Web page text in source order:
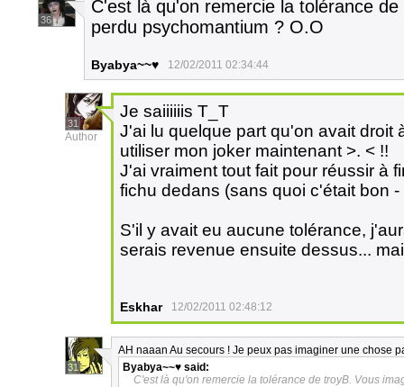
36
C'est là qu'on remercie la tolérance
perdu psychomantium ? O.O
Byabya~~♥ 12/02/2011 02:34:44
31
Author
Je saiiiiiis T_T
J'ai lu quelque part qu'on avait droit
utiliser mon joker maintenant >. < !!
J'ai vraiment tout fait pour réussir à
fichu dedans (sans quoi c'était bon
S'il y avait eu aucune tolérance,
serais revenue ensuite dessus...
Eskhar 12/02/2011 02:48:12
31
AH naaan Au secours ! Je peux pas imaginer une chose
Byabya~~♥ said:
C'est là qu'on remercie la tolérance de troyB. Vous